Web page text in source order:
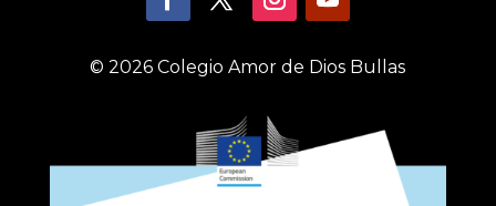
© 2026 Colegio Amor de Dios Bullas